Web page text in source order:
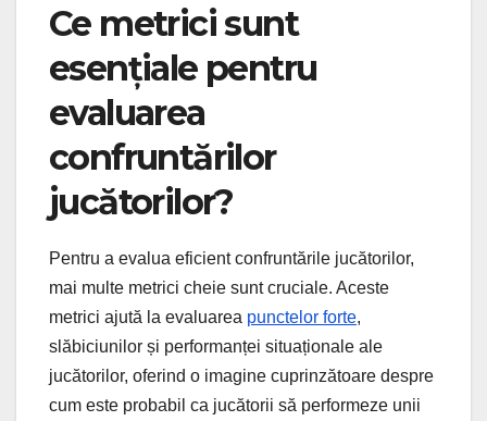
Ce metrici sunt
esențiale pentru
evaluarea
confruntărilor
jucătorilor?
Pentru a evalua eficient confruntările jucătorilor,
mai multe metrici cheie sunt cruciale. Aceste
metrici ajută la evaluarea punctelor forte,
slăbiciunilor și performanței situaționale ale
jucătorilor, oferind o imagine cuprinzătoare despre
cum este probabil ca jucătorii să performeze unii